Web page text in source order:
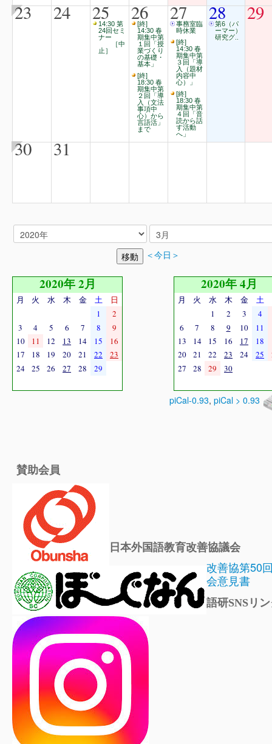
23 24 25
14:30 第
24回セミ
ナー
［中
止］
26
[終]
14:30 春
期集中第
１回「授
業づくり
の基礎・
基本」
[終]
18:30 春
期集中第
２回「導
入（文法
事項中
心）から
言語活」
まで
27
事務室臨
時休業
[終]
14:30 春
期集中第
３回「導
入（題材
内容中
心）」
[終]
18:30 春
期集中第
４回「音
読から話
す活動
へ」
28
第6（パ
ーマー）
研究グ..
29
30 31
＜今日＞
2020年 2月
月 火 水 木 金 土
日
1
2
3
4 5 6 7 8
9
10
11 12 13 14 15
16
17
18 19 20 21 22
23
24
25 26 27 28 29
2020年 4月
月 火 水 木 金 土
1
2 3
4
6
7 8 9 10 11
13
14 15 16 17 18
20
21 22 23 24 25
27
28 29 30
piCal-0.93, piCal > 0.93
賛助会員
日本外国語教育改善協議会
改善協第50
会意見書
語研SNSリ